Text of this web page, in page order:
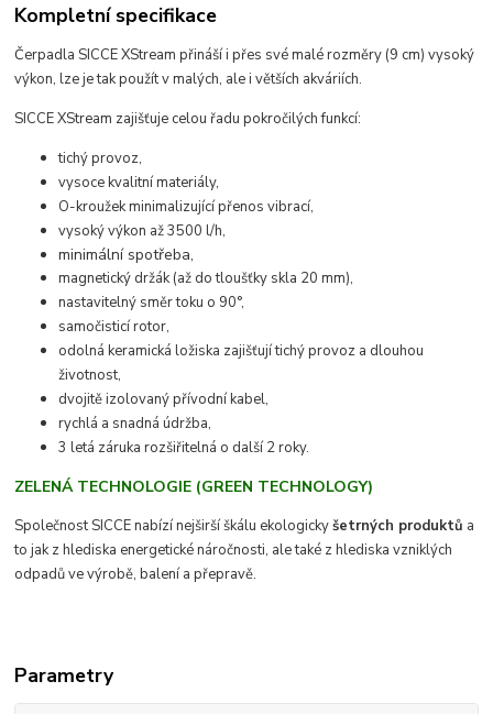
Kompletní specifikace
Čerpadla SICCE XStream přináší i přes své malé rozměry (9 cm) vysoký
výkon, lze je tak použít v malých, ale i větších akváriích.
SICCE XStream zajišťuje celou řadu pokročilých funkcí:
tichý provoz,
vysoce kvalitní materiály,
O-kroužek minimalizující přenos vibrací,
vysoký výkon až 3500 l/h,
minimální spotřeba,
magnetický držák (až do tloušťky skla 20 mm),
nastavitelný směr toku o 90°,
samočisticí rotor,
odolná keramická ložiska zajišťují tichý provoz a dlouhou
životnost,
dvojitě izolovaný přívodní kabel,
rychlá a snadná údržba,
3 letá záruka rozšiřitelná o další 2 roky.
ZELENÁ TECHNOLOGIE (GREEN TECHNOLOGY)
Společnost SICCE nabízí nejširší škálu ekologickyšetrných produktů a
to jak z hlediska energetické náročnosti, ale také z hlediska vzniklých
odpadů ve výrobě, balení a přepravě.
Parametry